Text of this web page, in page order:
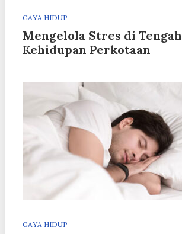
GAYA HIDUP
Mengelola Stres di Tengah
Kehidupan Perkotaan
GAYA HIDUP